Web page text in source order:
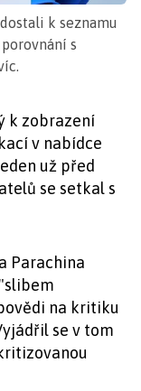
k seznamu
s
k zobrazení
v nabídce
už před
se setkal s
Parachina
na kritiku
se v tom